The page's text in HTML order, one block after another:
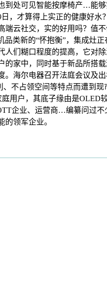
到处可见智能按摩椅产…能
，才算得上实正的健康好
云社交，实的好用吗？值
类新的“怀抱衡”，集成灶
们糊口程度的提高，它对
家中，同时基于新品所搭
海尔电器召开法庭会议及
不占领空间等特点而遭到
用户，其底子缘由是OLED
企业、运营商…编纂问过
领军企业。